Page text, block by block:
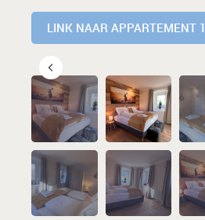
LINK NAAR APPARTEMENT 1